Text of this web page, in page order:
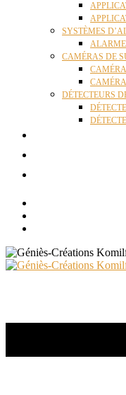
SYSTÈMES
CAMÉRAS DE
DÉTECTEURS